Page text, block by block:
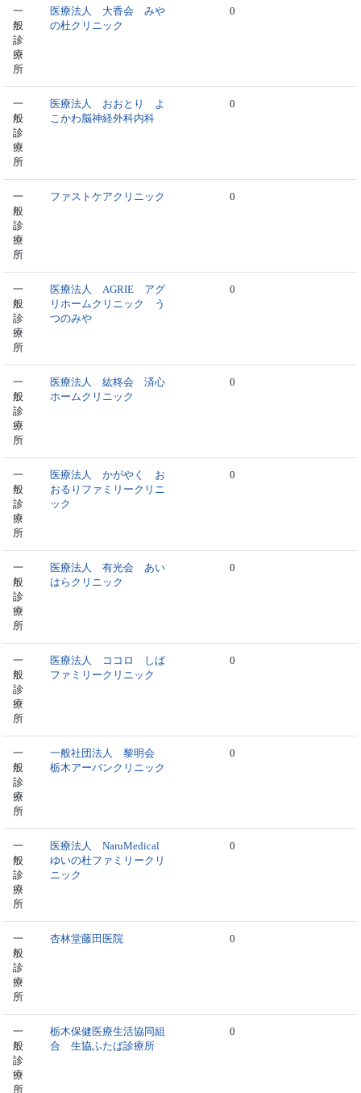
一
般
診
療
所
医療法人 大香会 みや
の杜クリニック
0
一
般
診
療
所
医療法人 おおとり よ
こかわ脳神経外科内科
0
一
般
診
療
所
ファストケアクリニック 0
一
般
診
療
所
医療法人 AGRIE アグ
リホームクリニック う
つのみや
0
一
般
診
療
所
医療法人 紘柊会 済心
ホームクリニック
0
一
般
診
療
所
医療法人 かがやく お
おるりファミリークリニ
ック
0
一
般
診
療
所
医療法人 有光会 あい
はらクリニック
0
一
般
診
療
所
医療法人 ココロ しば
ファミリークリニック
0
一
般
診
療
所
一般社団法人 黎明会
栃木アーバンクリニック
0
一
般
診
療
所
医療法人 NaruMedical
ゆいの杜ファミリークリ
ニック
0
一
般
診
療
所
杏林堂藤田医院 0
一
般
診
療
所
栃木保健医療生活協同組
合 生協ふたば診療所
0